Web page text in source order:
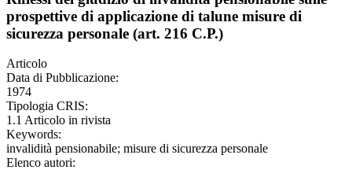
prospettive di applicazione di talune misure di
sicurezza personale (art. 216 C.P.)
Articolo
Data di Pubblicazione:
1974
Tipologia CRIS:
1.1 Articolo in rivista
Keywords:
invalidità pensionabile; misure di sicurezza personale
Elenco autori: